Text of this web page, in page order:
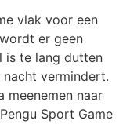
vlak voor een
er geen
is te lang dutten
vermindert.
meenemen naar
Sport Game